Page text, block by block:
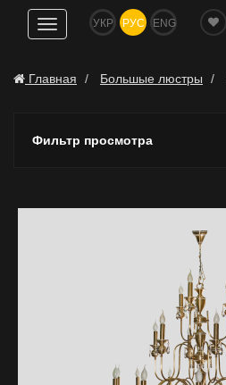
Показать
навигацию
УКР РУС ENG
Главная Большые люстры
Фильтр просмотра